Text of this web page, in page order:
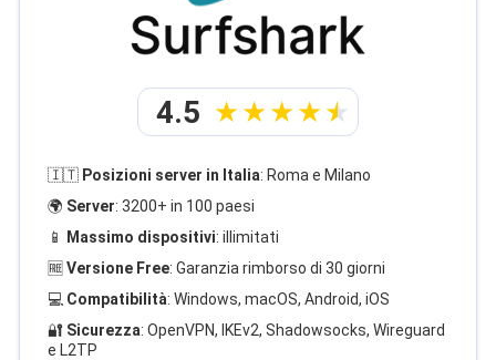
4.5
🇮🇹 Posizioni server in Italia: Roma e Milano
🌍 Server: 3200+ in 100 paesi
📱
Massimo dispositivi: illimitati
🆓Versione Free: Garanzia rimborso di 30 giorni
💻 Compatibilità: Windows, macOS, Android, iOS
🔐 Sicurezza: OpenVPN, IKEv2, Shadowsocks, Wireguard
e L2TP